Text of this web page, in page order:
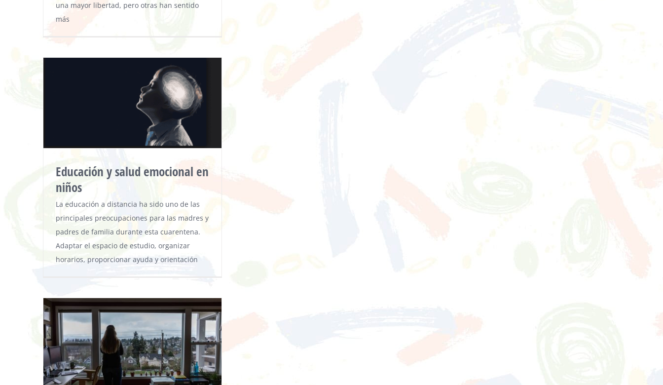
una mayor libertad, pero otras han sentido
más
Educación y salud emocional en
niños
La educación a distancia ha sido uno de las
principales preocupaciones para las madres y
padres de familia durante esta cuarentena.
Adaptar el espacio de estudio, organizar
horarios, proporcionar ayuda y orientación